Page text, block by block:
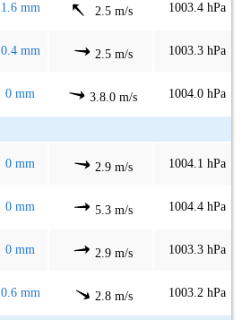
1.6 mm 2.5 m/s 1003.4 hPa
0.4 mm 2.5 m/s 1003.3 hPa
0 mm 3.8.0 m/s 1004.0 hPa
0 mm 2.9 m/s 1004.1 hPa
0 mm 5.3 m/s 1004.4 hPa
0 mm 2.9 m/s 1003.3 hPa
0.6 mm 2.8 m/s 1003.2 hPa